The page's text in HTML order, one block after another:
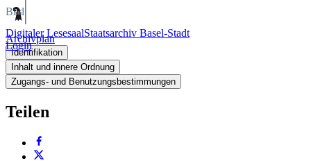
Digitaler LesesaalStaatsarchiv Basel-Stadt
Login
Bild
Archivplan
Identifikation
Inhalt und innere Ordnung
Zugangs- und Benutzungsbestimmungen
Teilen